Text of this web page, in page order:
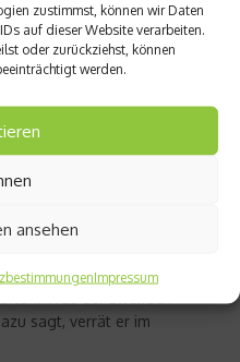
zustimmst, können wir Daten
auf dieser Website verarbeiten.
oder zurückziehst, können
werden.
ansehen
Impressum
auf Hawaii
Szene sorgte die
angeblich nur zum
sagt, verrät er im